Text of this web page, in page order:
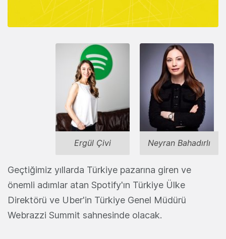
Neyran Bahadırlı
Ergül Çivi
Geçtiğimiz yıllarda Türkiye pazarına giren ve
önemli adımlar atan Spotify'ın Türkiye Ülke
Direktörü ve Uber'in Türkiye Genel Müdürü
Webrazzi Summit sahnesinde olacak.